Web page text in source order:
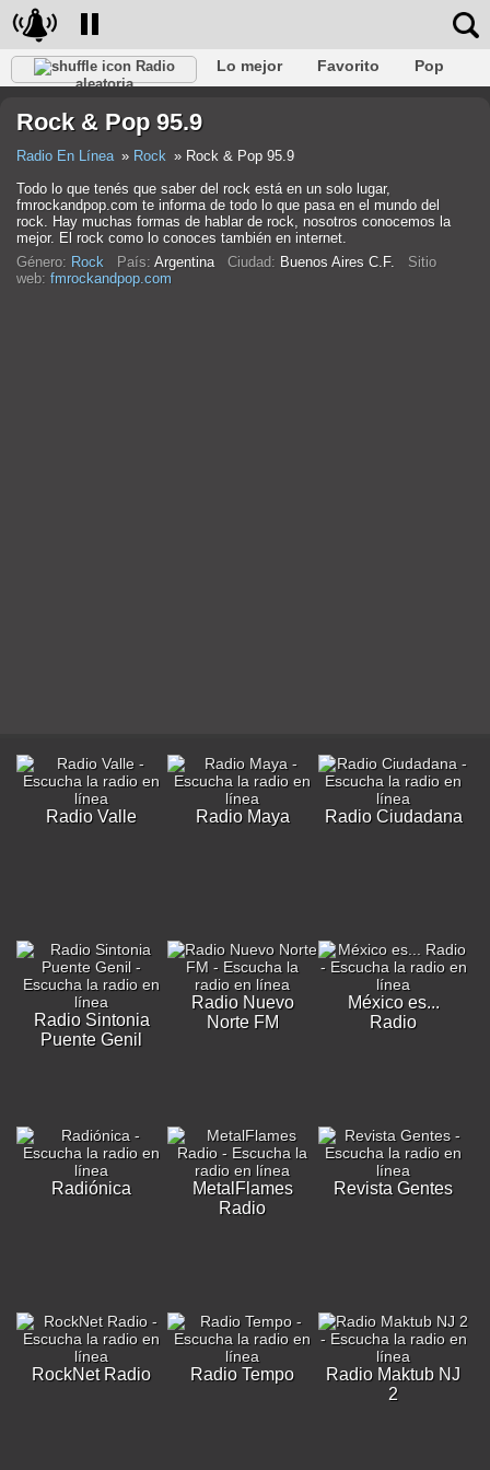
Radio
aleatoria
Lo mejor Favorito
Pop
Rap
Trans Falk
Rock & Pop 95.9
Radio En Línea Rock
Rock & Pop 95.9
Todo lo que tenés que saber del rock está en un solo lugar,
fmrockandpop.com te informa de todo lo que pasa en el mundo del
rock. Hay muchas formas de hablar de rock, nosotros conocemos la
mejor. El rock como lo conoces también en internet.
Género: Rock País: Argentina Ciudad: Buenos Aires C.F. Sitio
web: fmrockandpop.com
Radio Valle Radio Maya Radio Ciudadana
Radio Sintonia
Puente Genil
Radio Nuevo
Norte FM
México es...
Radio
Radiónica
MetalFlames
Radio
Revista Gentes
RockNet Radio Radio Tempo
Radio Maktub NJ
2